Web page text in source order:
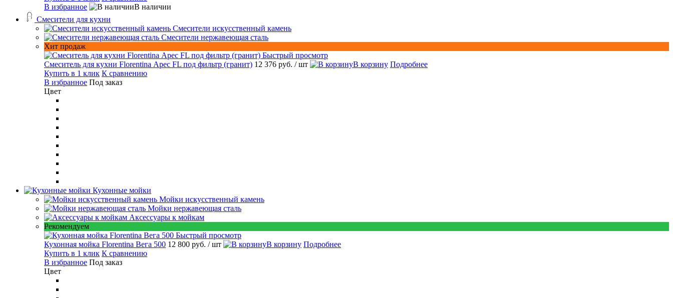
В избранное
В наличии
Смесители для кухни
Смесители искусственный камень
Смесители нержавеющая сталь
Хит продаж
Быстрый просмотр
Смеситель для кухни Florentina Арес FL под фильтр (гранит) 12 376 руб. / шт В корзину Подробнее
Купить в 1 клик К сравнению
В избранное Под заказ
Цвет
Кухонные мойки
Мойки искусственный камень
Мойки нержавеющая сталь
Аксессуары к мойкам
Рекомендуем
Быстрый просмотр
Кухонная мойка Florentina Вега 500 12 800 руб. / шт В корзину Подробнее
Купить в 1 клик К сравнению
В избранное Под заказ
Цвет